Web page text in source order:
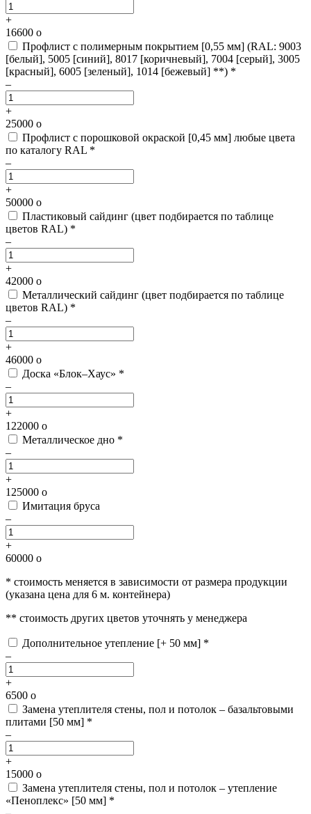
+
16600 o
Профлист с полимерным покрытием [0,55 мм] (RAL: 9003
[белый], 5005 [синий], 8017 [коричневый], 7004 [серый], 3005
[красный], 6005 [зеленый], 1014 [бежевый] **) *
–
+
25000 o
Профлист с порошковой окраской [0,45 мм] любые цвета
по каталогу RAL *
–
+
50000 o
Пластиковый сайдинг (цвет подбирается по таблице
цветов RAL) *
–
+
42000 o
Металлический сайдинг (цвет подбирается по таблице
цветов RAL) *
–
+
46000 o
Доска «Блок–Хаус» *
–
+
122000 o
Металлическое дно *
–
+
125000 o
Имитация бруса
–
+
60000 o
* стоимость меняется в зависимости от размера продукции
(указана цена для 6 м. контейнера)
** стоимость других цветов уточнять у менеджера
Дополнительное утепление [+ 50 мм] *
–
+
6500 o
Замена утеплителя стены, пол и потолок – базальтовыми
плитами [50 мм] *
–
+
15000 o
Замена утеплителя стены, пол и потолок – утепление
«Пеноплекс» [50 мм] *